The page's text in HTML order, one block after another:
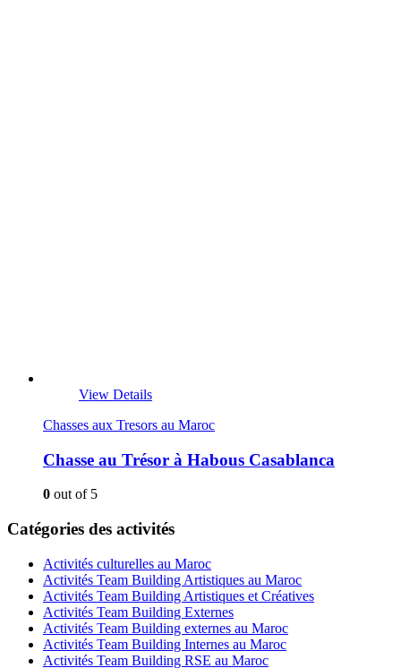
View Details
Chasses aux Tresors au Maroc
Chasse au Trésor à Habous Casablanca
0 out of 5
Catégories des activités
Activités culturelles au Maroc
Activités Team Building Artistiques au Maroc
Activités Team Building Artistiques et Créatives
Activités Team Building Externes
Activités Team Building externes au Maroc
Activités Team Building Internes au Maroc
Activités Team Building RSE au Maroc